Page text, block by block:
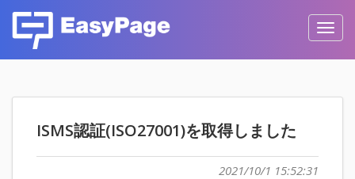
ISMS認証(ISO27001)を取得しました
2021/10/1 15:52:31